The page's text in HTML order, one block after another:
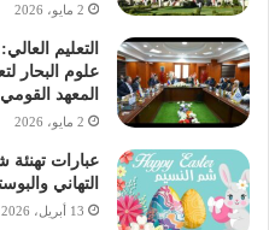
2 مايو، 2026
التعليم
علوم البحار
المعهد
2 مايو، 2026
التهاني
13 أبريل، 2026